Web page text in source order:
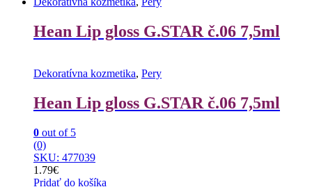
Hean Lip gloss G.STAR č.06 7,5ml
Dekoratívna kozmetika, Pery
Hean Lip gloss G.STAR č.06 7,5ml
0 out of 5
(0)
SKU: 477039
1.79€
Pridať do košíka